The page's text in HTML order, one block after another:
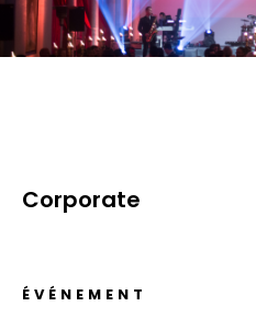
Corporate
ÉVÉNEMENT